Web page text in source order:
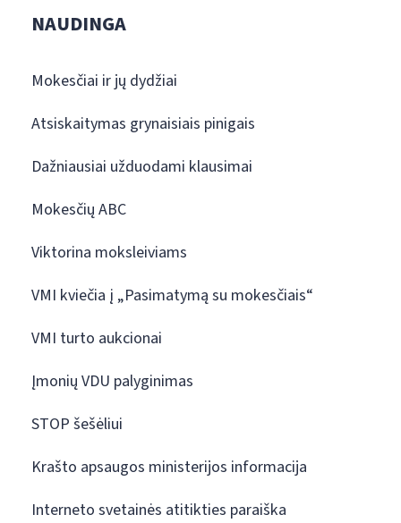
NAUDINGA
Mokesčiai ir jų dydžiai
Atsiskaitymas grynaisiais pinigais
Dažniausiai užduodami klausimai
Mokesčių ABC
Viktorina moksleiviams
VMI kviečia į „Pasimatymą su mokesčiais“
VMI turto aukcionai
Įmonių VDU palyginimas
STOP šešėliui
Krašto apsaugos ministerijos informacija
Interneto svetainės atitikties paraiška